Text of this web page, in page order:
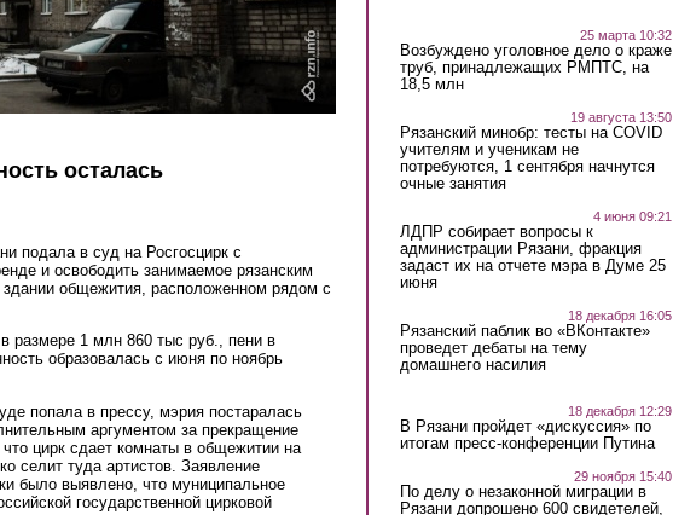
осталась
подала в суд на Росгосцирк с
и освободить занимаемое рязанским
общежития, расположенном рядом с
размере 1 млн 860 тыс руб., пени в
образовалась с июня по ноябрь
попала в прессу, мэрия постаралась
аргументом за прекращение
цирк сдает комнаты в общежитии на
селит туда артистов. Заявление
было выявлено, что муниципальное
государственной цирковой
25 марта 10:32
Возбуждено уголовное дело о краже
труб, принадлежащих РМПТС, на
18,5 млн
19 августа 13:50
Рязанский минобр: тесты на COVID
учителям и ученикам не
потребуются, 1 сентября начнутся
очные занятия
4 июня 09:21
ЛДПР собирает вопросы к
администрации Рязани, фракция
задаст их на отчете мэра в Думе 25
июня
18 декабря 16:05
Рязанский паблик во «ВКонтакте»
проведет дебаты на тему
домашнего насилия
18 декабря 12:29
В Рязани пройдет «дискуссия» по
итогам пресс-конференции Путина
29 ноября 15:40
По делу о незаконной миграции в
Рязани допрошено 600 свидетелей,